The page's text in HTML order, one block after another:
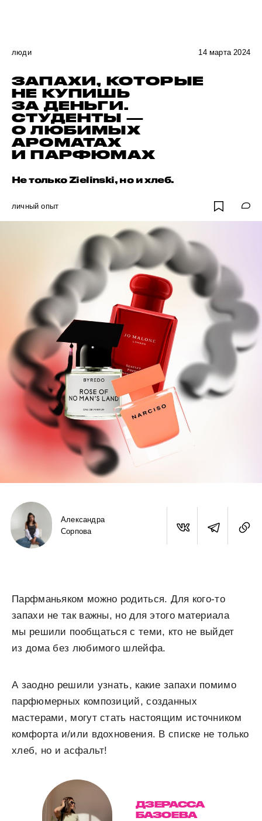
люди 14 марта 2024
ЗАПАХИ, КОТОРЫЕ
НЕ КУПИШЬ
ЗА ДЕНЬГИ.
СТУДЕНТЫ —
О ЛЮБИМЫХ
АРОМАТАХ
И ПАРФЮМАХ
Не только Zielinski, но и хлеб.
личный опыт
Александра
Сорпова
Парфманьяком можно родиться. Для кого-то
запахи не так важны, но для этого материала
мы решили пообщаться с теми, кто не выйдет
из дома без любимого шлейфа.
А заодно решили узнать, какие запахи помимо
парфюмерных композиций, созданных
мастерами, могут стать настоящим источником
комфорта и/или вдохновения. В списке не только
хлеб, но и асфальт!
ДЗЕРАССА
БАЗОЕВА